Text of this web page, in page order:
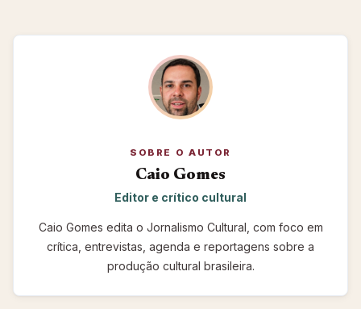
SOBRE O AUTOR
Caio Gomes
Editor e crítico cultural
Caio Gomes edita o Jornalismo Cultural, com foco em
crítica, entrevistas, agenda e reportagens sobre a
produção cultural brasileira.